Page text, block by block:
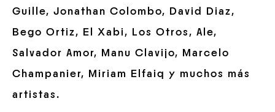
Guille, Jonathan Colombo, David Diaz,
Bego Ortiz, El Xabi, Los Otros, Ale,
Salvador Amor, Manu Clavijo, Marcelo
Champanier, Miriam Elfaiq y muchos más
artistas.